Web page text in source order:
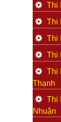
Thi
Thi
Thi
Thi
Thi
Thạnh
Thi
Nhuận